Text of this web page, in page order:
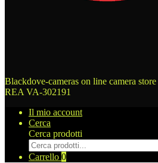
Blackdove-cameras on line camera store
REA VA-302191
Il mio account
Cerca
Cerca prodotti
Carrello 0